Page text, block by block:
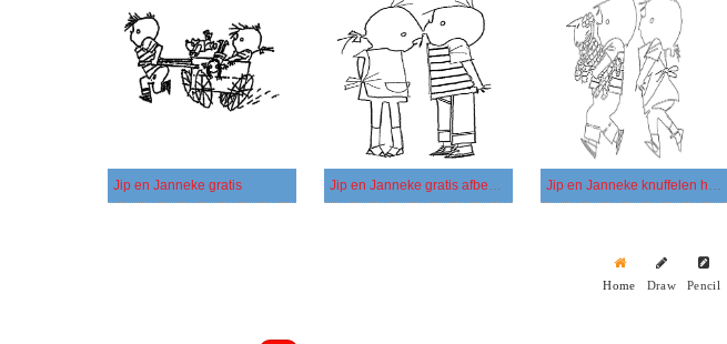
Jip en Janneke gratis Jip en Janneke gratis afbeelding Jip en Janneke knuffelen hond
Home Draw Pencil